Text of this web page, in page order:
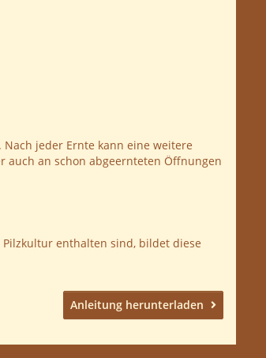
jeder Ernte kann eine weitere
auch an schon abgeernteten Öffnungen
enthalten sind, bildet diese
Anleitung herunterladen